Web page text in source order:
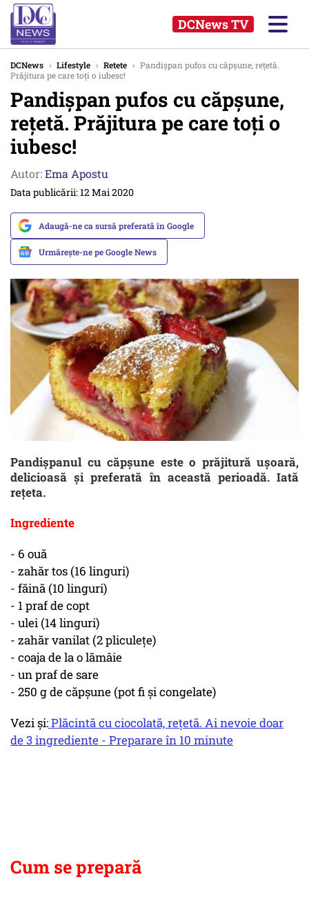
DCNews TV
DCNews › Lifestyle › Retete › Pandișpan pufos cu căpșune, rețetă.
Prăjitura pe care toți o iubesc!
Pandișpan pufos cu căpșune,
rețetă. Prăjitura pe care toți o
iubesc!
Autor:Ema Apostu
Data publicării: 12 Mai 2020
Adaugă-ne ca sursă preferată în Google
Urmărește-ne pe Google News
Pandișpanul cu căpșune este o prăjitură ușoară,
delicioasă și preferată în această perioadă. Iată
rețeta.
Ingrediente
- 6 ouă
- zahăr tos (16 linguri)
- făină (10 linguri)
- 1 praf de copt
- ulei (14 linguri)
- zahăr vanilat (2 pliculeţe)
- coaja de la o lămâie
- un praf de sare
- 250 g de căpşune (pot fi şi congelate)
Vezi și:Plăcintă cu ciocolată, rețetă. Ai nevoie doar
de 3 ingrediente - Preparare în 10 minute
Cum se prepară